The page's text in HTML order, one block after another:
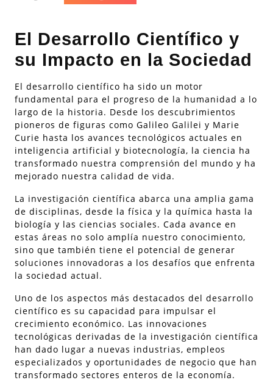
El Desarrollo Científico y
su Impacto en la Sociedad
El desarrollo científico ha sido un motor
fundamental para el progreso de la humanidad a lo
largo de la historia. Desde los descubrimientos
pioneros de figuras como Galileo Galilei y Marie
Curie hasta los avances tecnológicos actuales en
inteligencia artificial y biotecnología, la ciencia ha
transformado nuestra comprensión del mundo y ha
mejorado nuestra calidad de vida.
La investigación científica abarca una amplia gama
de disciplinas, desde la física y la química hasta la
biología y las ciencias sociales. Cada avance en
estas áreas no solo amplía nuestro conocimiento,
sino que también tiene el potencial de generar
soluciones innovadoras a los desafíos que enfrenta
la sociedad actual.
Uno de los aspectos más destacados del desarrollo
científico es su capacidad para impulsar el
crecimiento económico. Las innovaciones
tecnológicas derivadas de la investigación científica
han dado lugar a nuevas industrias, empleos
especializados y oportunidades de negocio que han
transformado sectores enteros de la economía.